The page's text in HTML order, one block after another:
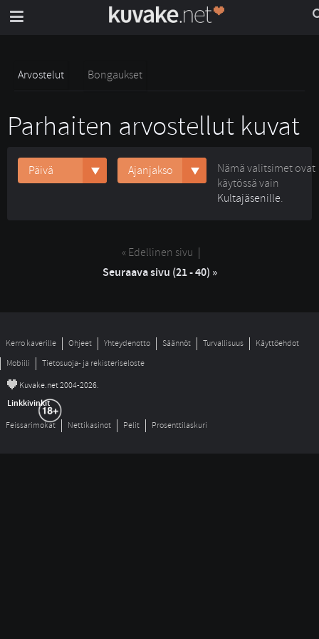
Arvostelut Bongaukset
Parhaiten arvostellut kuvat
Päivä Ajanjakso
Nämä valitsimet ovat
käytössä vain
Kultajäsenille.
« Edellinen sivu
Seuraava sivu (21 - 40) »
Kerro kaverille Ohjeet Yhteydenotto Säännöt Turvallisuus
Käyttöehdot
Mobiili
Tietosuoja- ja rekisteriseloste
© Kuvake.net 2004-2026.
Linkkivinkit
Feissarimokat Nettikasinot Pelit Prosenttilaskuri